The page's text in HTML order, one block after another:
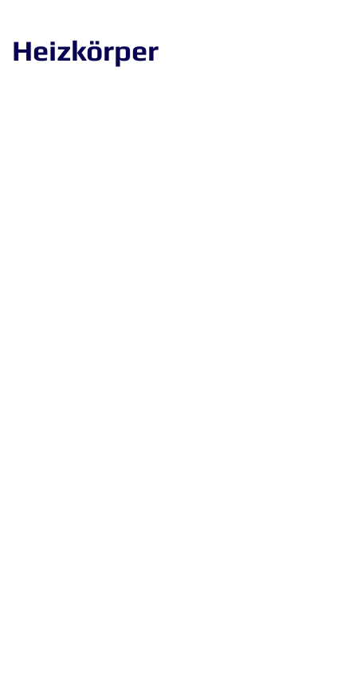
Heizkörper